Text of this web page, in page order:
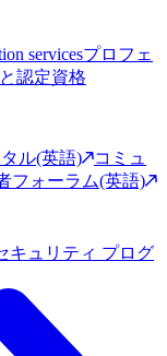
servicesプロフェ
認定資格
ル(英語)
コミュ
フォーラム(英語)
キュリティ プログ